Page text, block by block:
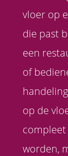
vloer op
die past
een
of
op de
compleet
worden,